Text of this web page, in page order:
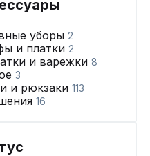
уборы 2
и платки 2
и варежки 8
3
и рюкзаки 113
16